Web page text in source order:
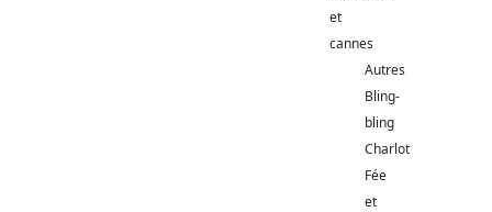
et
cannes
Autres
Bling-
bling
Charlot
Fée
et